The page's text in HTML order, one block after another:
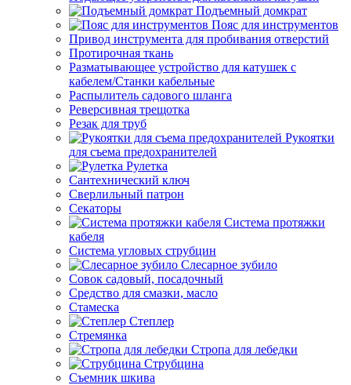
Подъемный домкрат
Пояс для инструментов
Привод инструмента для пробивания отверстий
Протирочная ткань
Разматывающее устройство для катушек с
кабелем/Станки кабельные
Распылитель садового шланга
Реверсивная трещотка
Резак для труб
Рукоятки
для съема предохранителей
Рулетка
Сантехнический ключ
Сверлильный патрон
Секаторы
Система протяжки
кабеля
Система угловых струбцин
Слесарное зубило
Совок садовый, посадочный
Средство для смазки, масло
Стамеска
Степлер
Стремянка
Стропа для лебедки
Струбцина
Съемник шкива